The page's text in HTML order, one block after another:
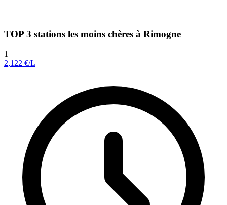
TOP 3 stations les moins chères à Rimogne
1
2,122 €/L